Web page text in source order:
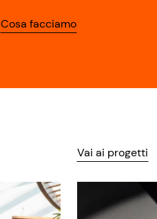
Cosa facciamo
Vai ai progetti